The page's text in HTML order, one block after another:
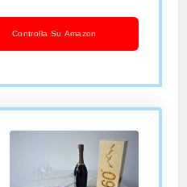
Artigianato
Controlla Su Amazon